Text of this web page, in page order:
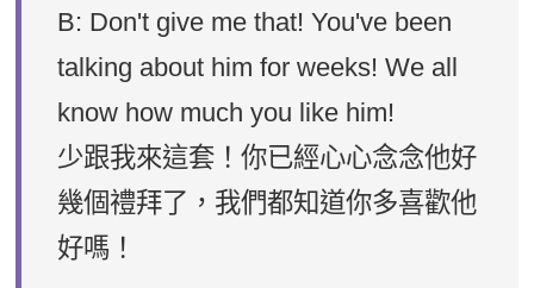
B: Don't give me that! You've been
talking about him for weeks! We all
know how much you like him!
少跟我來這套！你已經心心念念他好
幾個禮拜了，我們都知道你多喜歡他
好嗎！